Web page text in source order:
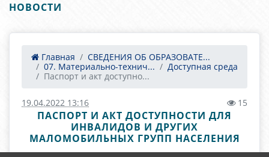
НОВОСТИ
Главная
СВЕДЕНИЯ ОБ ОБРАЗОВАТЕ...
07. Материально-технич...
Доступная среда
Паспорт и акт доступно...
19.04.2022 13:16 15
ПАСПОРТ И АКТ ДОСТУПНОСТИ ДЛЯ
ИНВАЛИДОВ И ДРУГИХ
МАЛОМОБИЛЬНЫХ ГРУПП НАСЕЛЕНИЯ